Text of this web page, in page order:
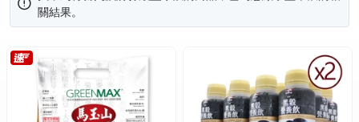
關結果。